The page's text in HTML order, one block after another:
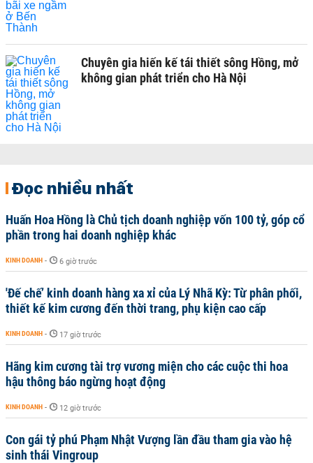
Chuyên gia hiến kế tái thiết sông Hồng, mở
không gian phát triển cho Hà Nội
Đọc nhiều nhất
Huấn Hoa Hồng là Chủ tịch doanh nghiệp vốn 100 tỷ, góp cổ
phần trong hai doanh nghiệp khác
KINH DOANH - 6 giờ trước
'Đế chế’ kinh doanh hàng xa xỉ của Lý Nhã Kỳ: Từ phân phối,
thiết kế kim cương đến thời trang, phụ kiện cao cấp
KINH DOANH - 17 giờ trước
Hãng kim cương tài trợ vương miện cho các cuộc thi hoa
hậu thông báo ngừng hoạt động
KINH DOANH - 12 giờ trước
Con gái tỷ phú Phạm Nhật Vượng lần đầu tham gia vào hệ
sinh thái Vingroup